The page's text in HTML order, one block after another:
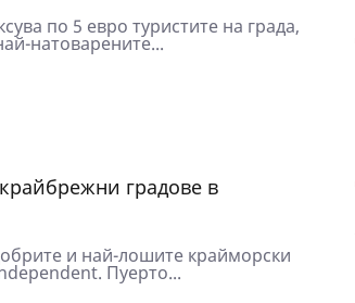
по 5 евро туристите на града,
натоварените...
градове в
и най-лошите крайморски
Пуерто...